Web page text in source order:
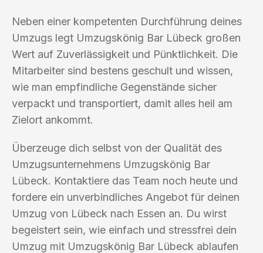
Neben einer kompetenten Durchführung deines
Umzugs legt Umzugskönig Bar Lübeck großen
Wert auf Zuverlässigkeit und Pünktlichkeit. Die
Mitarbeiter sind bestens geschult und wissen,
wie man empfindliche Gegenstände sicher
verpackt und transportiert, damit alles heil am
Zielort ankommt.
Überzeuge dich selbst von der Qualität des
Umzugsunternehmens Umzugskönig Bar
Lübeck. Kontaktiere das Team noch heute und
fordere ein unverbindliches Angebot für deinen
Umzug von Lübeck nach Essen an. Du wirst
begeistert sein, wie einfach und stressfrei dein
Umzug mit Umzugskönig Bar Lübeck ablaufen